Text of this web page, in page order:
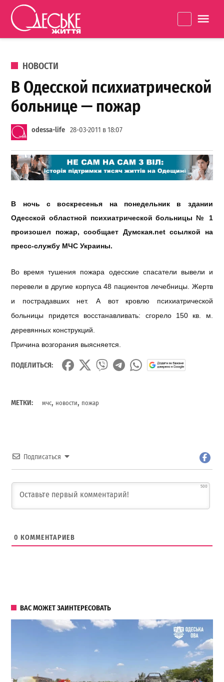
Перейти к содержанию
життя
ОПУБЛИКОВАНО В
НОВОСТИ
В Одесской психиатрической
больнице — пожар
odessa-life 28-03-2011 в 18:07
В ночь с воскресенья на понедельник в здании
Одесской областной психиатрической больницы № 1
произошел пожар, сообщает Думская.net cсылкой на
пресс-службу МЧС Украины.
Во время тушения пожара одесские спасатели вывели и
перевели в другие корпуса 48 пациентов лечебницы. Жертв
и пострадавших нет. А вот кровлю психиатрической
больницы придется восстанавливать: сгорело 150 кв. м.
деревянных конструкций.
Причина возгорания выясняется.
ПОДЕЛИТЬСЯ:
МЕТКИ: мчс, новости, пожар
Подписаться
500
0 КОММЕНТАРИЕВ
ВАС МОЖЕТ ЗАИНТЕРЕСОВАТЬ